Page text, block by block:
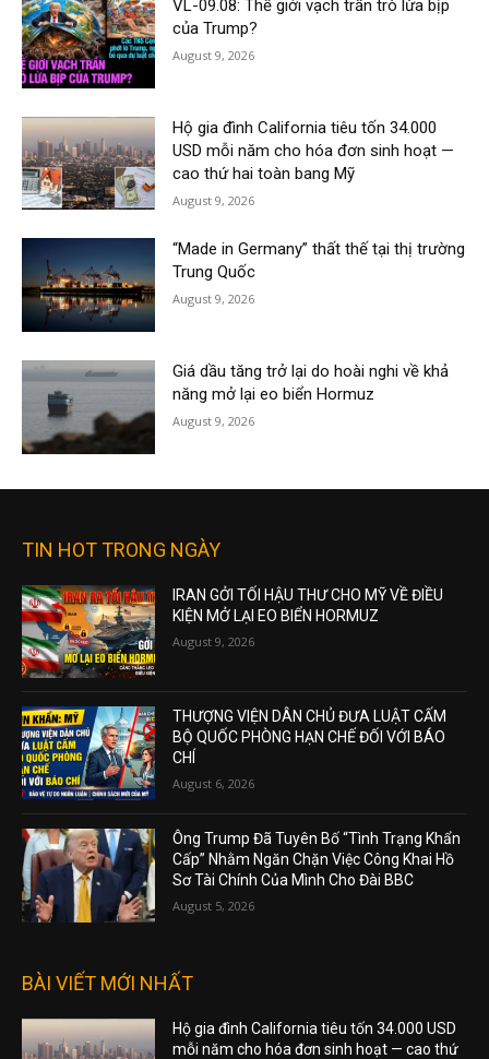
VL-09.08: Thế giới vạch trần trò lừa bịp
của Trump?
August 9, 2026
Hộ gia đình California tiêu tốn 34.000
USD mỗi năm cho hóa đơn sinh hoạt —
cao thứ hai toàn bang Mỹ
August 9, 2026
“Made in Germany” thất thế tại thị trường
Trung Quốc
August 9, 2026
Giá dầu tăng trở lại do hoài nghi về khả
năng mở lại eo biển Hormuz
August 9, 2026
TIN HOT TRONG NGÀY
IRAN GỞI TỐI HẬU THƯ CHO MỸ VỀ ĐIỀU
KIỆN MỞ LẠI EO BIỂN HORMUZ
August 9, 2026
THƯỢNG VIỆN DÂN CHỦ ĐƯA LUẬT CẤM
BỘ QUỐC PHÒNG HẠN CHẾ ĐỐI VỚI BÁO
CHÍ
August 6, 2026
Ông Trump Đã Tuyên Bố “Tình Trạng Khẩn
Cấp” Nhằm Ngăn Chặn Việc Công Khai Hồ
Sơ Tài Chính Của Mình Cho Đài BBC
August 5, 2026
BÀI VIẾT MỚI NHẤT
Hộ gia đình California tiêu tốn 34.000 USD
mỗi năm cho hóa đơn sinh hoạt — cao thứ